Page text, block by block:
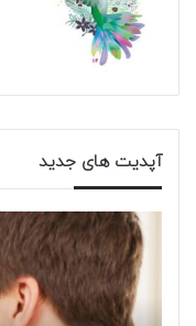
آپدیت های جدید
چگونه
رابطه